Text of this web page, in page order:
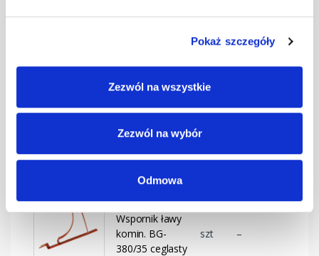
Pokaż szczegóły
Zezwól na wszystkie
Zezwól na wybór
Odmowa
komin. BG-
380/35 brązowy
szt –
Wspornik ławy
380/35
Wspornik ławy
komin. BG-
380/35 ceglasty
szt –